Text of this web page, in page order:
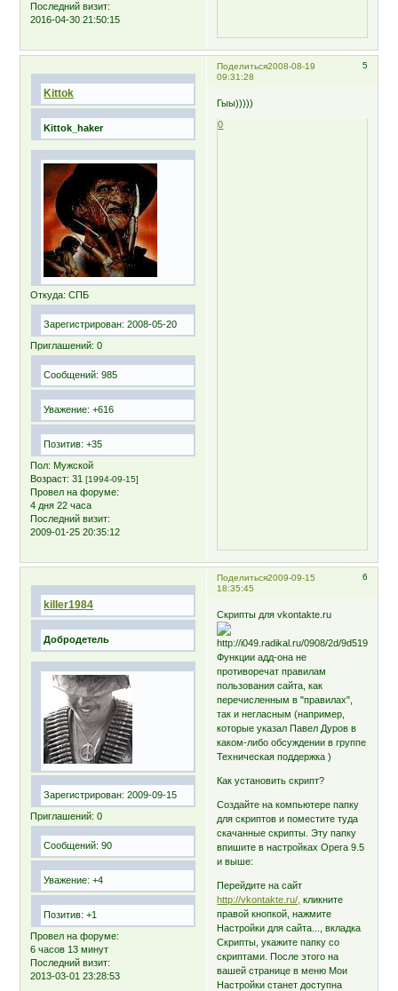
Последний визит:
2016-04-30 21:50:15
Поделиться 5
2008-08-19
09:31:28
Kittok
Kittok_haker
Откуда: СПБ
Зарегистрирован: 2008-05-20
Приглашений: 0
Сообщений: 985
Уважение: +616
Позитив: +35
Пол: Мужской
Возраст: 31[1994-09-15]
Провел на форуме:
4 дня 22 часа
Последний визит:
2009-01-25 20:35:12
Гыы)))))
0
Поделиться 6
2009-09-15
18:35:45
killer1984
Добродетель
Зарегистрирован: 2009-09-15
Приглашений: 0
Сообщений: 90
Уважение: +4
Позитив: +1
Провел на форуме:
6 часов 13 минут
Последний визит:
2013-03-01 23:28:53
Скрипты для vkontakte.ru
Функции адд-она не
противоречат правилам
пользования сайта, как
перечисленным в "правилах",
так и негласным (например,
которые указал Павел Дуров в
каком-либо обсуждении в группе
Техническая поддержка )
Как установить скрипт?
Создайте на компьютере папку
для скриптов и поместите туда
скачанные скрипты. Эту папку
впишите в настройках Opera 9.5
и выше:
Перейдите на сайт
http://vkontakte.ru/, кликните
правой кнопкой, нажмите
Настройки для сайта..., вкладка
Скрипты, укажите папку со
скриптами. После этого на
вашей странице в меню Мои
Настройки станет доступна